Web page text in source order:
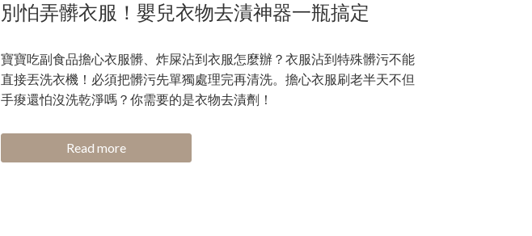
別怕弄髒衣服！嬰兒衣物去漬神器一瓶搞定
寶寶吃副食品擔心衣服髒、炸屎沾到衣服怎麼辦？衣服沾到特殊髒污不能
直接丟洗衣機！必須把髒污先單獨處理完再清洗。擔心衣服刷老半天不但
手痠還怕沒洗乾淨嗎？你需要的是衣物去漬劑！
Read more